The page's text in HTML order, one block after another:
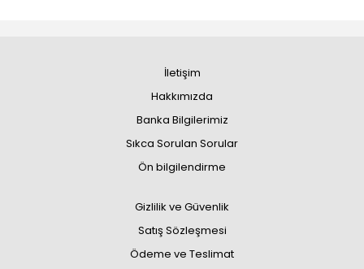
İletişim
Hakkımızda
Banka Bilgilerimiz
Sıkca Sorulan Sorular
Ön bilgilendirme
Gizlilik ve Güvenlik
Satış Sözleşmesi
Ödeme ve Teslimat